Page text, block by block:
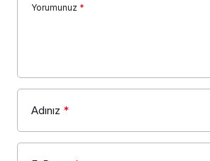
Yorumunuz *
Adınız *